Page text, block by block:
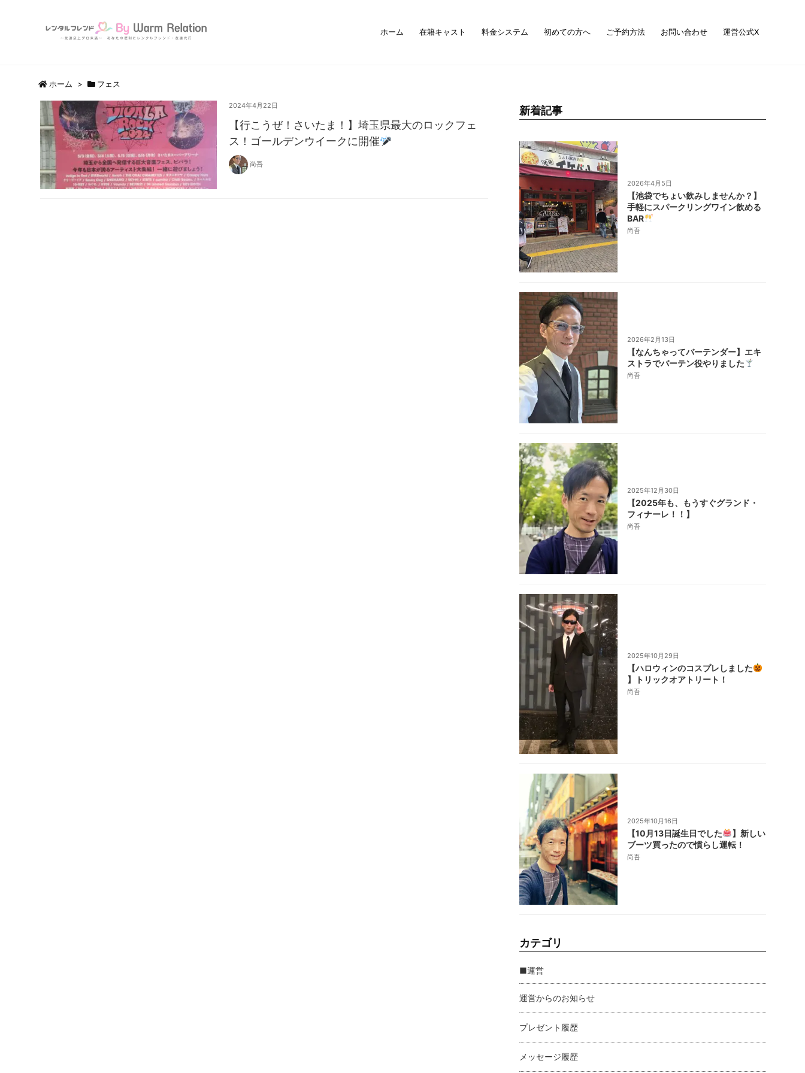
ホーム 在籍キャスト 料金システム 初めての方へ ご予約方法 お問い合わせ 運営公式X
ホーム > フェス
2024年4月22日
【行こうぜ！さいたま！】埼玉県最大のロックフェ
ス！ゴールデンウイークに開催
尚吾
新着記事
2026年4月5日
【池袋でちょい飲みしませんか？】
手軽にスパークリングワイン飲める
BAR
尚吾
2026年2月13日
【なんちゃってバーテンダー】エキ
ストラでバーテン役やりました
尚吾
2025年12月30日
【2025年も、もうすぐグランド・
フィナーレ！！】
尚吾
2025年10月29日
【ハロウィンのコスプレしました
】トリックオアトリート！
尚吾
2025年10月16日
【10月13日誕生日でした
】新しい
ブーツ買ったので慣らし運転！
尚吾
カテゴリ
■運営
運営からのお知らせ
プレゼント履歴
メッセージ履歴